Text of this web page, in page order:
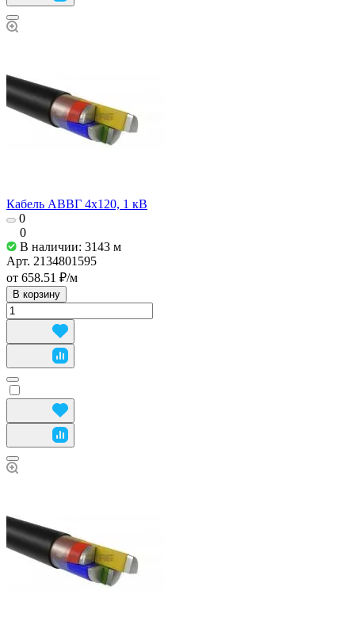
Кабель АВВГ 4х120, 1 кВ
0
0
В наличии: 3143 м
Арт. 2134801595
от 658.51 ₽/м
В корзину